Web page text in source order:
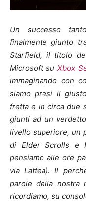
Un successo
finalmente giunto
Starfield, il titolo
Microsoft suXbox
immaginando con
siamo presi il
fretta e in circa due
giunti ad un
livello superiore, un
di Elder Scrolls e
pensiamo alle ore
via Lattea). Il
parole della nostra
ricordiamo, su